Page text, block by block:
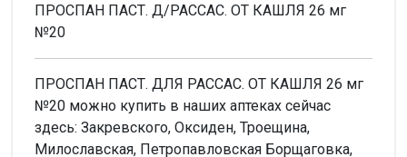
ПРОСПАН ПАСТ. Д/РАССАС. ОТ КАШЛЯ 26 мг
№20
ПРОСПАН ПАСТ. ДЛЯ РАССАС. ОТ КАШЛЯ 26 мг
№20 можно купить в наших аптеках сейчас
здесь: Закревского, Оксиден, Троещина,
Милославская, Петропавловская Борщаговка,